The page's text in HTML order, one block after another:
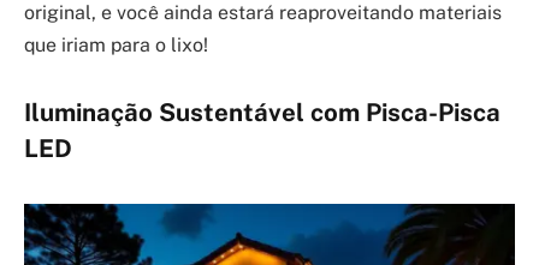
original, e você ainda estará reaproveitando materiais
que iriam para o lixo!
Iluminação Sustentável com Pisca-Pisca
LED